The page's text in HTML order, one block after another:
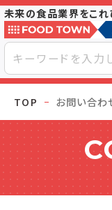
未来の食品業界をこれ
TOP お問い合わ